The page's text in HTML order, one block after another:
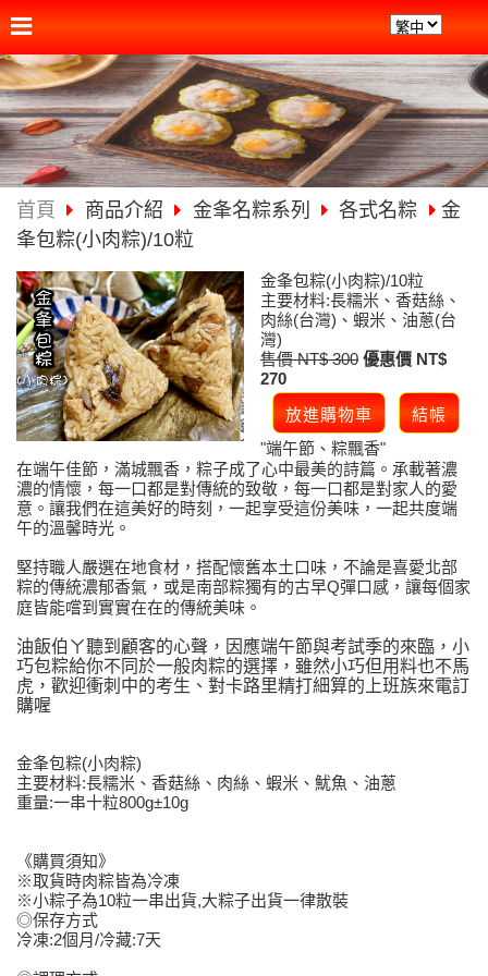
首頁 商品介紹 金夆名粽系列 各式名粽
金
夆包粽(小肉粽)/10粒
金夆包粽(小肉粽)/10粒
主要材料:長糯米、香菇絲、
肉絲(台灣)、蝦米、油蔥(台
灣)
售價 NT$ 300 優惠價 NT$
270
"端午節、粽飄香"
在端午佳節，滿城飄香，粽子成了心中最美的詩篇。承載著濃
濃的情懷，每一口都是對傳統的致敬，每一口都是對家人的愛
意。讓我們在這美好的時刻，一起享受這份美味，一起共度端
午的溫馨時光。
堅持職人嚴選在地食材，搭配懷舊本土口味，不論是喜愛北部
粽的傳統濃郁香氣，或是南部粽獨有的古早Q彈口感，讓每個家
庭皆能嚐到實實在在的傳統美味。
油飯伯ㄚ聽到顧客的心聲，因應端午節與考試季的來臨，小
巧包粽給你不同於一般肉粽的選擇，雖然小巧但用料也不馬
虎，歡迎衝刺中的考生、對卡路里精打細算的上班族來電訂
購喔
金夆包粽(小肉粽)
主要材料:長糯米、香菇絲、肉絲、蝦米、魷魚、油蔥
重量:一串十粒800g±10g
《購買須知》
※取貨時肉粽皆為冷凍
※小粽子為10粒一串出貨,大粽子出貨一律散裝
◎保存方式
冷凍:2個月/冷藏:7天